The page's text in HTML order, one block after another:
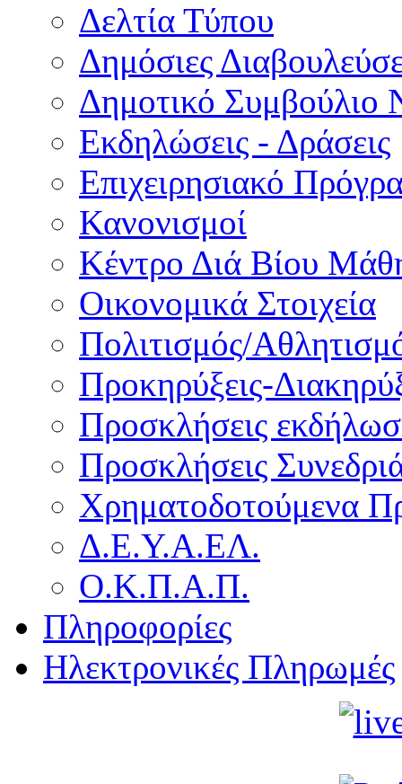
Δελτία Τύπου
Δημόσιες
Δημοτικό Συμβούλιο
Εκδηλώσεις - Δράσεις
Επιχειρησιακό
Κανονισμοί
Κέντρο Διά Βίου
Οικονομικά Στοιχεία
Πολιτισμός/
Προκηρύξεις-
Προσκλήσεις
Προσκλήσεις
Χρηματοδοτούμενα
Δ.Ε.Υ.Α.ΕΛ.
Ο.Κ.Π.Α.Π.
Πληροφορίες
Ηλεκτρονικές Πληρωμές